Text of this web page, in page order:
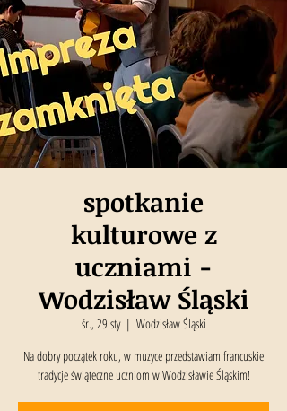
spotkanie
kulturowe z
uczniami -
Wodzisław Śląski
śr., 29 sty
  |
Wodzisław Śląski
Na dobry początek roku, w muzyce przedstawiam francuskie
tradycje świąteczne uczniom w Wodzisławie Śląskim!